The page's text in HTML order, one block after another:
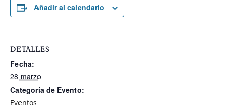
Añadir al calendario
DETALLES
Fecha:
28 marzo
Categoría de Evento:
Eventos